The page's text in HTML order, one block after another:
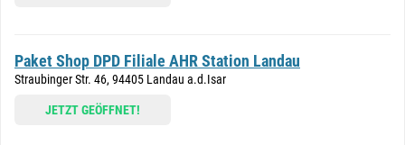
Paket Shop DPD Filiale AHR Station Landau
Straubinger Str. 46, 94405 Landau a.d.Isar
JETZT GEÖFFNET!